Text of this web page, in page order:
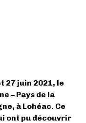
27 juin 2021, le
– Pays de la
à Lohéac. Ce
ont pu découvrir